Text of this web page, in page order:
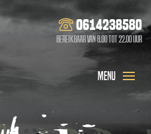
0614238580
Bereikbaar van 8.00 tot 22.00 uur